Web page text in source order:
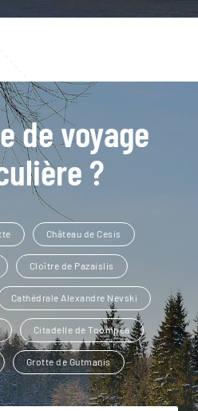
de voyage
?
Château de Cesis
Cloître de Pazaislis
Cathédrale Alexandre Nevski
Citadelle de Toompea
Grotte de Gutmanis